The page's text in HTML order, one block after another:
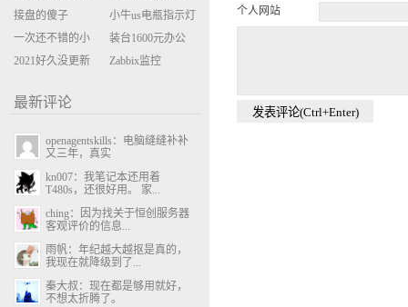
个人网站
决策变成配置清
单比价
环境
Model Y 2万公里
使用体验
接盘的傻子
小牛us电瓶指示灯
闪三次不上电
一次还不错的小
米售后体验
装台1600元办公
主机
2021好久没更新
Zabbix监控
最新评论
openagentskills：电脑缝缝补补
又三年，真实
kn007：我笔记本还用着
T480s，还很好用。 家...
ching：因为找关于恒创服务器
客观评价的信息...
雨帆：年纪越大越抠是真的，
我现在就降级到了...
秦大叔：现在都是够用就好，
不想太折腾了。